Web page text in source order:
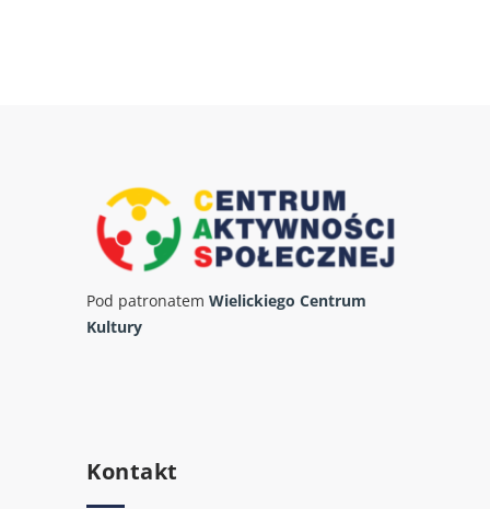
Pod patronatem Wielickiego Centrum
Kultury
Kontakt